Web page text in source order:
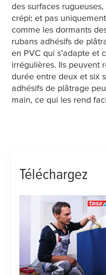
des surfaces
crépi; et pas
comme les dormants
rubans adhésifs de
en PVC qui s’adapte et
irrégulières. Ils peuvent
durée entre deux et six
adhésifs de plâtrage
main, ce qui les rend
Téléchargez